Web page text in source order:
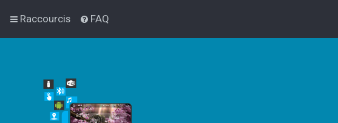
Raccourcis FAQ